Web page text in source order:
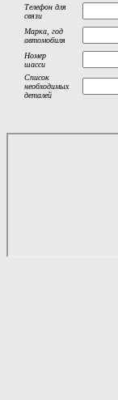
Телефон для
связи
Марка, год
автомобиля
Номер
шасси
Список
необходимых
деталей